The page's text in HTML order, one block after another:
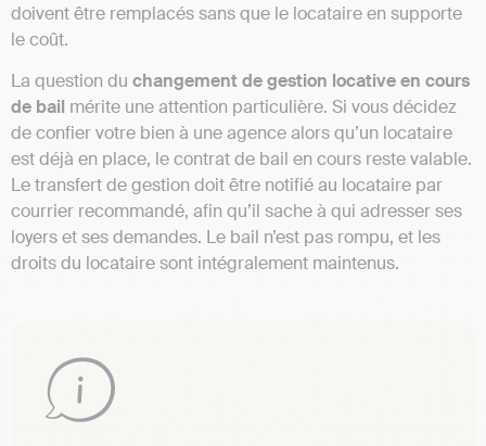
doivent être remplacés sans que le locataire en supporte
le coût.
La question du changement de gestion locative en cours
de bail mérite une attention particulière. Si vous décidez
de confier votre bien à une agence alors qu’un locataire
est déjà en place, le contrat de bail en cours reste valable.
Le transfert de gestion doit être notifié au locataire par
courrier recommandé, afin qu’il sache à qui adresser ses
loyers et ses demandes. Le bail n’est pas rompu, et les
droits du locataire sont intégralement maintenus.